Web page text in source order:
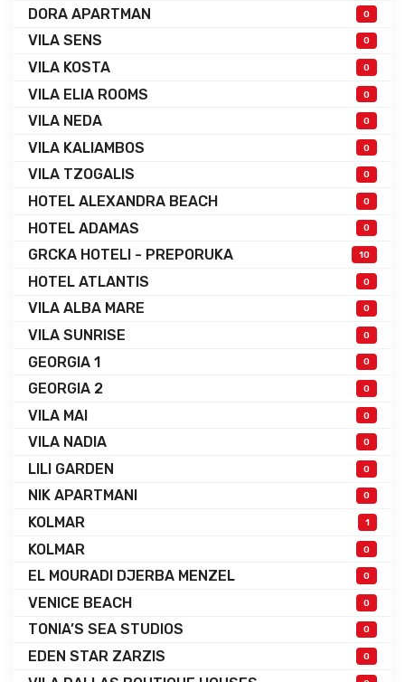
DORA APARTMAN 0
VILA SENS 0
VILA KOSTA 0
VILA ELIA ROOMS 0
VILA NEDA 0
VILA KALIAMBOS 0
VILA TZOGALIS 0
HOTEL ALEXANDRA BEACH 0
HOTEL ADAMAS 0
GRCKA HOTELI - PREPORUKA 10
HOTEL ATLANTIS 0
VILA ALBA MARE 0
VILA SUNRISE 0
GEORGIA 1 0
GEORGIA 2 0
VILA MAI 0
VILA NADIA 0
LILI GARDEN 0
NIK APARTMANI 0
KOLMAR 1
KOLMAR 0
EL MOURADI DJERBA MENZEL 0
VENICE BEACH 0
TONIA’S SEA STUDIOS 0
EDEN STAR ZARZIS 0